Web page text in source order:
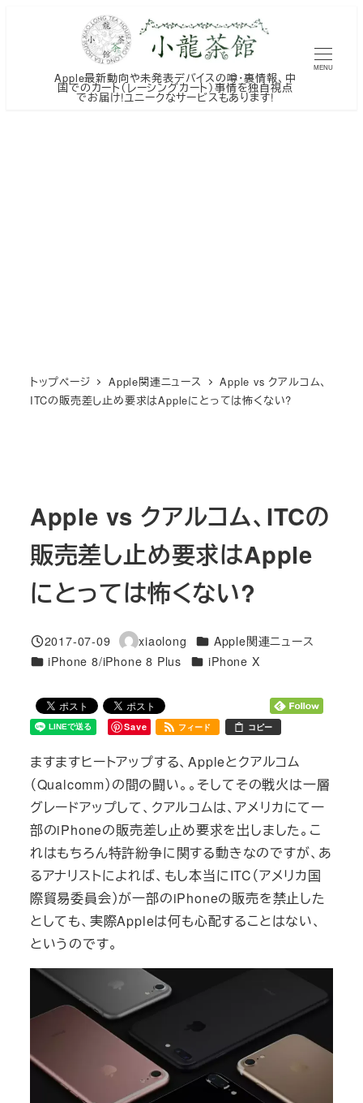
Apple最新動向や未発表デバイスの噂・裏情報、中
国でのカート（レーシングカート）事情を独自視点
でお届け!ユニークなサービスもあります!
MENU
トップページ Apple関連ニュース
Apple vs クアルコム、
ITCの販売差し止め要求はAppleにとっては怖くない?
Apple vs クアルコム、ITCの
販売差し止め要求はApple
にとっては怖くない?
投稿日
2017-07-09
著
者
xiaolong カテゴリー
Apple関連ニュース
カテゴリー
iPhone 8/iPhone 8 Plus カテゴリー
iPhone X
Save フィード コピー
ますますヒートアップする、Appleとクアルコム
（Qualcomm）の間の闘い。。そしてその戦火は一層
グレードアップして、クアルコムは、アメリカにて一
部のiPhoneの販売差し止め要求を出しました。こ
れはもちろん特許紛争に関する動きなのですが、あ
るアナリストによれば、もし本当にITC（アメリカ国
際貿易委員会）が一部のiPhoneの販売を禁止した
としても、実際Appleは何も心配することはない、
というのです。